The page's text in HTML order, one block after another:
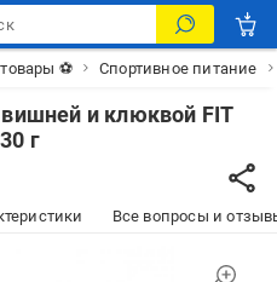
⚽ Спортивное питание
и клюквой FIT
г
Все вопросы и